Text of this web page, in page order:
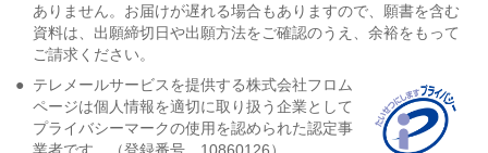
ありません。お届けが遅れる場合もありますので、願書を含む
資料は、出願締切日や出願方法をご確認のうえ、余裕をもって
ご請求ください。
● テレメールサービスを提供する株式会社フロム
ページは個人情報を適切に取り扱う企業として
プライバシーマークの使用を認められた認定事
業者です。（登録番号 10860126）